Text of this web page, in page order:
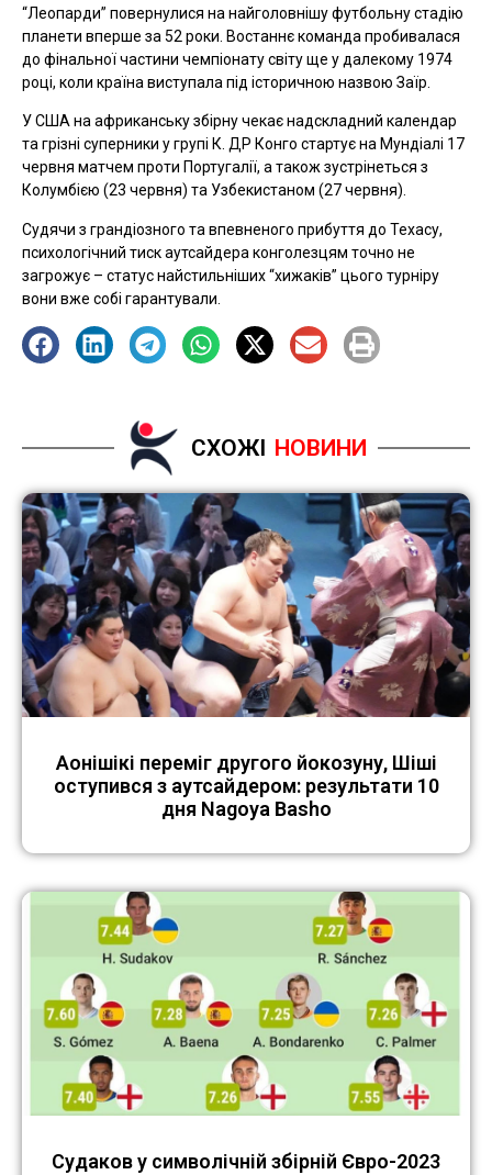
“Леопарди” повернулися на найголовнішу футбольну стадію
планети вперше за 52 роки. Востаннє команда пробивалася
до фінальної частини чемпіонату світу ще у далекому 1974
році, коли країна виступала під історичною назвою Заїр.
У США на африканську збірну чекає надскладний календар
та грізні суперники у групі К. ДР Конго стартує на Мундіалі 17
червня матчем проти Португалії, а також зустрінеться з
Колумбією (23 червня) та Узбекистаном (27 червня).
Судячи з грандіозного та впевненого прибуття до Техасу,
психологічний тиск аутсайдера конголезцям точно не
загрожує – статус найстильніших “хижаків” цього турніру
вони вже собі гарантували.
СХОЖІ НОВИНИ
Аонішікі переміг другого йокозуну, Шіші
оступився з аутсайдером: результати 10
дня Nagoya Basho
Судаков у символічній збірній Євро-2023